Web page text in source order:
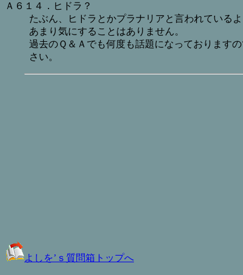
Ａ６１４．ヒドラ？
たぶん、ヒドラとかプラナリアと言われているよ
あまり気にすることはありません。
過去のＱ＆Ａでも何度も話題になっておりますの
さい。
よしを’ｓ質問箱トップへ